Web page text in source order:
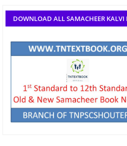
DOWNLOAD ALL SAMACHEER KALVI